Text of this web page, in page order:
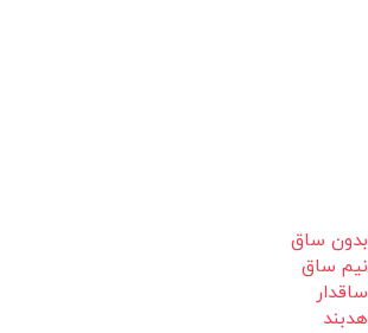
بدون ساق
نیم ساق
ساقدار
هدبند